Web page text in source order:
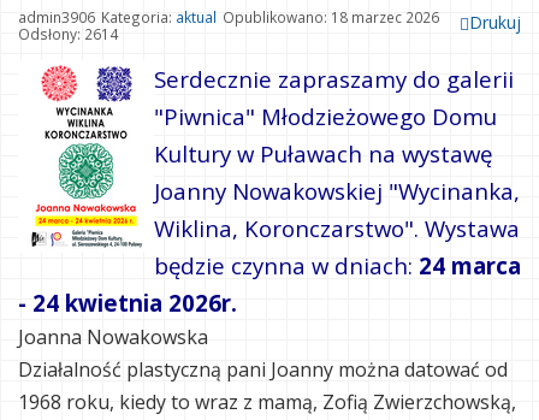
Drukuj
admin3906 Kategoria: aktual Opublikowano: 18 marzec 2026
Odsłony: 2614
Serdecznie zapraszamy do galerii
"Piwnica" Młodzieżowego Domu
Kultury w Puławach na wystawę
Joanny Nowakowskiej "Wycinanka,
Wiklina, Koronczarstwo". Wystawa
będzie czynna w dniach: 24 marca
- 24 kwietnia 2026r.
Joanna Nowakowska
Działalność plastyczną pani Joanny można datować od
1968 roku, kiedy to wraz z mamą, Zofią Zwierzchowską,